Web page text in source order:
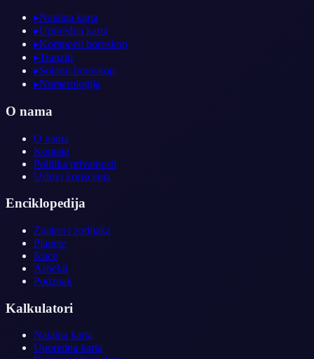
▸Natalna karta
▸Uporedna karta
▸Kompozit horoskop
▸Tranziti
▸Solarni horoskop
▸Numerologija
O nama
O nama
Kontakt
Politika privatnosti
Uslovi koriscenja
Enciklopedija
Znakovi zodijaka
Planete
Kuce
Aspekti
Podznak
Kalkulatori
Natalna karta
Uporedna karta